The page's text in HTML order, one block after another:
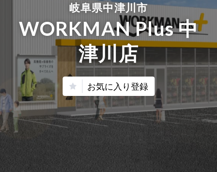
岐阜県中津川市
WORKMAN Plus 中
津川店
お気に入り登録